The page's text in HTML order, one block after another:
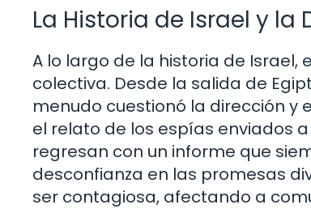
La Historia de Israel y
A lo largo de la historia de
colectiva. Desde la salida de
menudo cuestionó la dirección y
el relato de los espías enviados
regresan con un informe que
desconfianza en las promesas
ser contagiosa, afectando a